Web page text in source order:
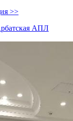
>>
АПЛ